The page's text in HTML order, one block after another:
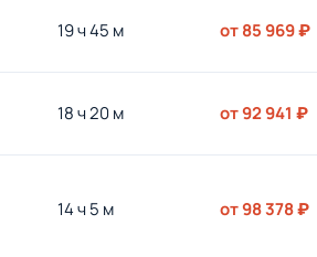
19 ч 45 м от 85 969 ₽
18 ч 20 м от 92 941 ₽
14 ч 5 м от 98 378 ₽